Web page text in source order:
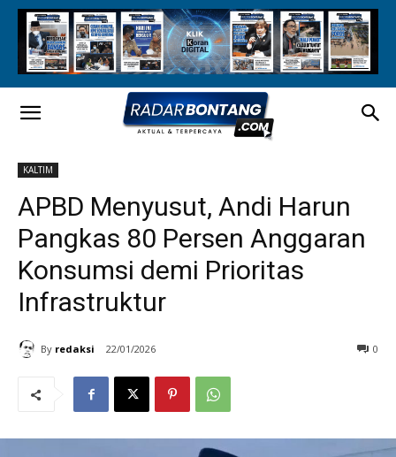
KALTIM
APBD Menyusut, Andi Harun
Pangkas 80 Persen Anggaran
Konsumsi demi Prioritas
Infrastruktur
By redaksi 22/01/2026 0